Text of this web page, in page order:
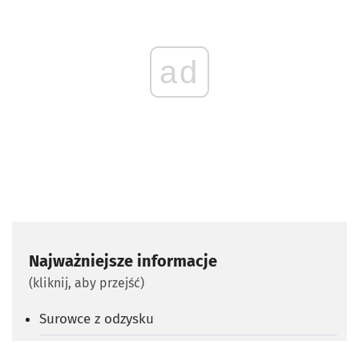
ad
Najważniejsze informacje
(kliknij, aby przejść)
Surowce z odzysku